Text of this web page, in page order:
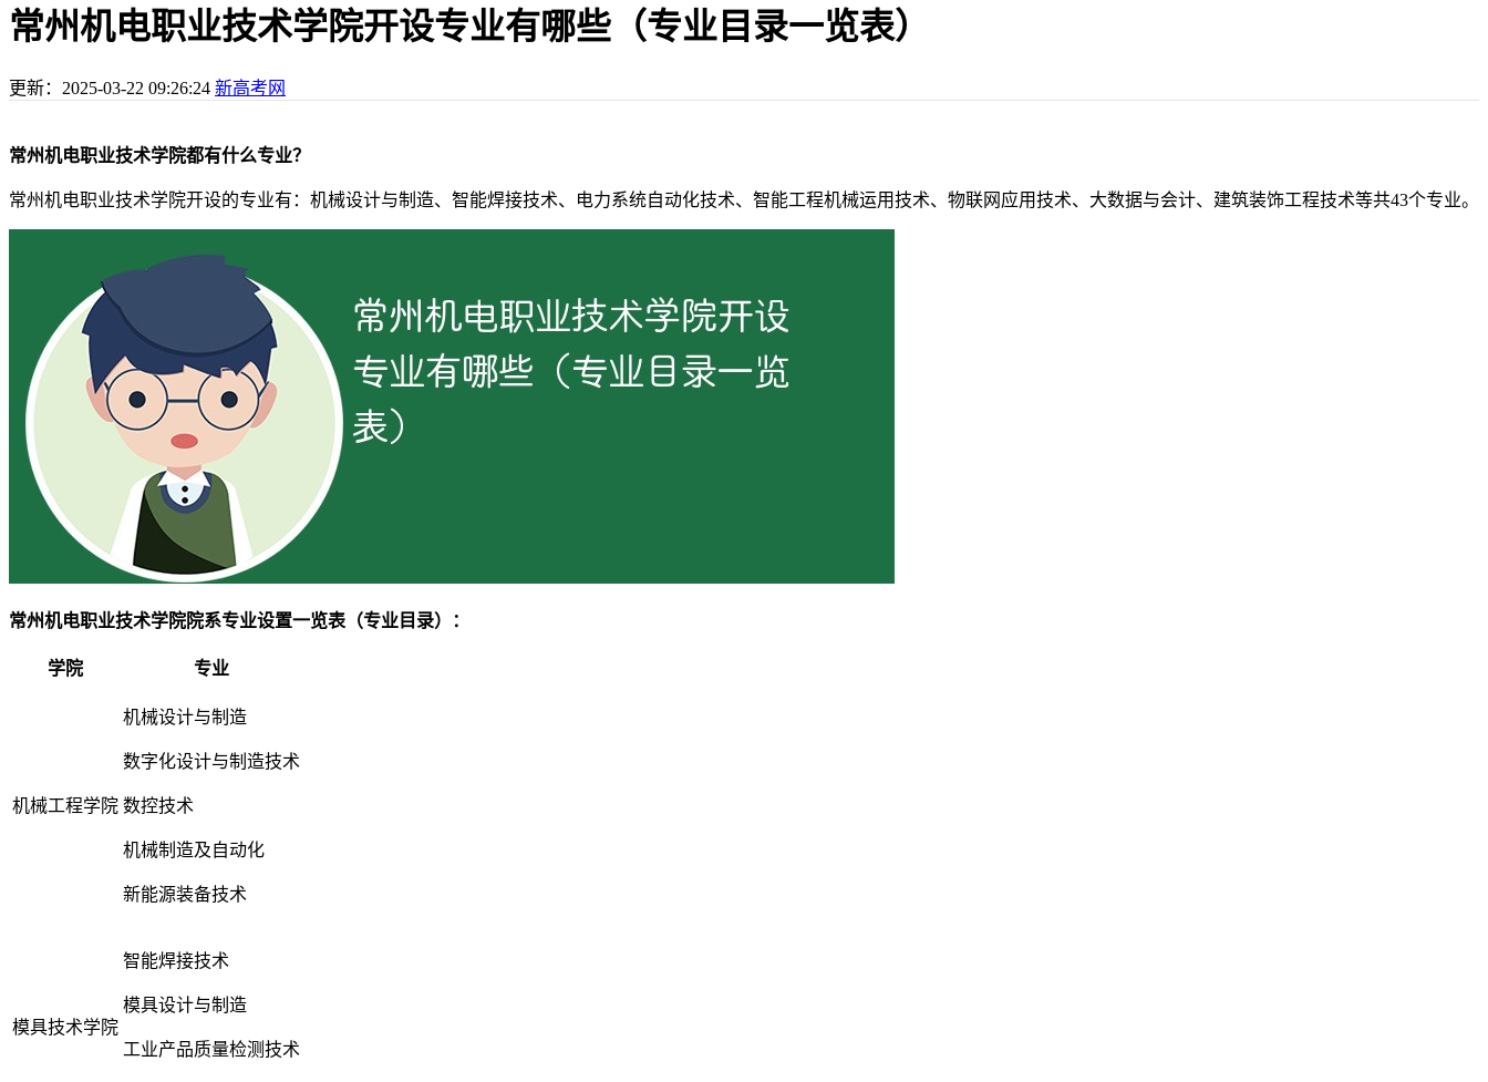
常州机电职业技术学院开设专业有哪些（专业目录一览表）
更新： 2025-03-22 09:26:24 新高考网
常州机电职业技术学院都有什么专业？
常州机电职业技术学院开设的专业有：机械设计与制造、智能焊接技术、电力系统自动化技术、智能工程机械运用技术、物联网应用技术、大数据与会计、建筑装饰工程技术等共43个专业。
常州机电职业技术学院院系专业设置一览表（专业目录）：
学院 专业
机械工程学院
机械设计与制造
数字化设计与制造技术
数控技术
机械制造及自动化
新能源装备技术
模具技术学院
智能焊接技术
模具设计与制造
工业产品质量检测技术